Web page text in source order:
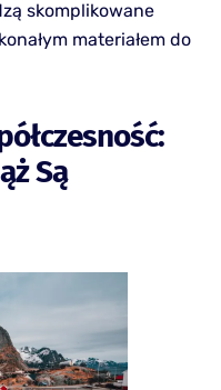
skomplikowane
materiałem do
Są